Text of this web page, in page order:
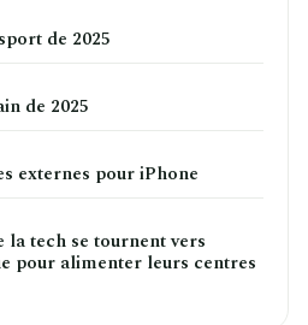
de 2025
de 2025
externes pour iPhone
la tech se tournent vers
pour alimenter leurs centres